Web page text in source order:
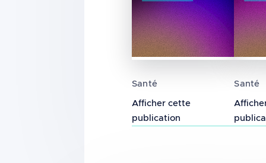
Santé
Afficher cette
publication
Santé